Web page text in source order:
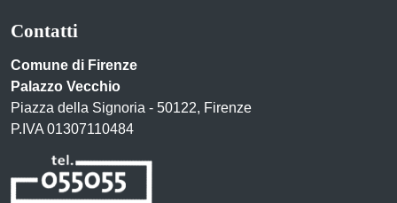
Contatti
Comune di Firenze
Palazzo Vecchio
Piazza della Signoria - 50122, Firenze
P.IVA 01307110484